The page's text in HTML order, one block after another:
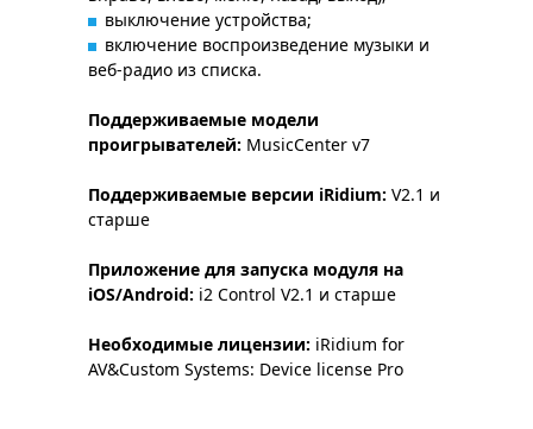
выключение устройства;
включение воспроизведение музыки и
веб-радио из списка.
Поддерживаемые модели
проигрывателей: MusicCenter v7
Поддерживаемые версии iRidium: V2.1 и
старше
Приложение для запуска модуля на
iOS/Android: i2 Control V2.1 и старше
Необходимые лицензии: iRidium for
AV&Custom Systems: Device license Pro